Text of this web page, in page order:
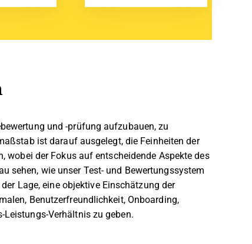
und -prüfung aufzubauen, zu
ist darauf ausgelegt, die Feinheiten der
der Fokus auf entscheidende Aspekte des
sehen, wie unser Test- und Bewertungssystem
Lage, eine objektive Einschätzung der
Benutzerfreundlichkeit, Onboarding,
Leistungs-Verhältnis zu geben.